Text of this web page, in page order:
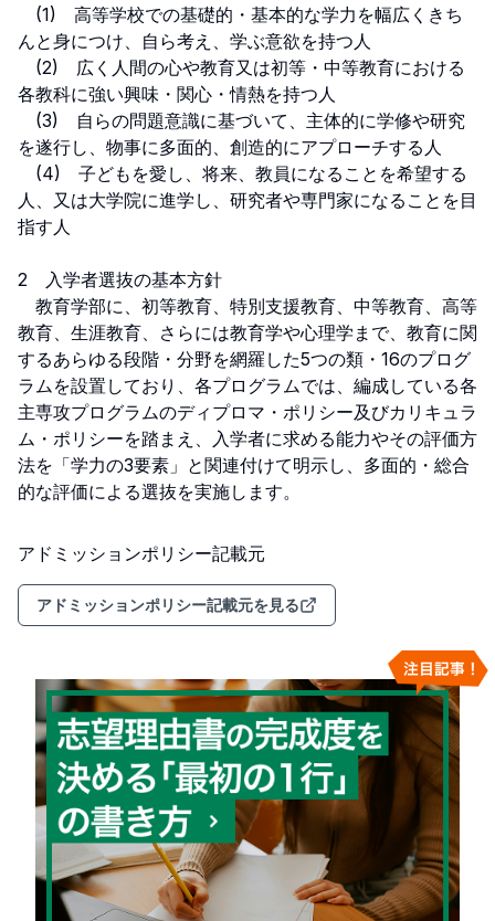
(1)　高等学校での基礎的・基本的な学力を幅広くきち
んと身につけ、自ら考え、学ぶ意欲を持つ人
(2)　広く人間の心や教育又は初等・中等教育における
各教科に強い興味・関心・情熱を持つ人
(3)　自らの問題意識に基づいて、主体的に学修や研究
を遂行し、物事に多面的、創造的にアプローチする人
(4)　子どもを愛し、将来、教員になることを希望する
人、又は大学院に進学し、研究者や専門家になることを目
指す人
2　入学者選抜の基本方針
教育学部に、初等教育、特別支援教育、中等教育、高等
教育、生涯教育、さらには教育学や心理学まで、教育に関
するあらゆる段階・分野を網羅した5つの類・16のプログ
ラムを設置しており、各プログラムでは、編成している各
主専攻プログラムのディプロマ・ポリシー及びカリキュラ
ム・ポリシーを踏まえ、入学者に求める能力やその評価方
法を「学力の3要素」と関連付けて明示し、多面的・総合
的な評価による選抜を実施します。
アドミッションポリシー記載元
アドミッションポリシー記載元を見る